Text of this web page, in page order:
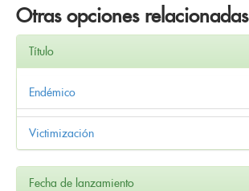
Otras opciones relacionadas
Título
Endémico
Victimización
Fecha de lanzamiento